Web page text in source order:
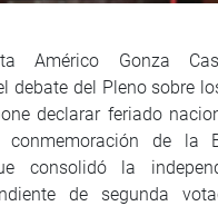
Américo Gonza
debate del Pleno sobre
declarar feriado
conmemoración de la
consolidó la
de segunda